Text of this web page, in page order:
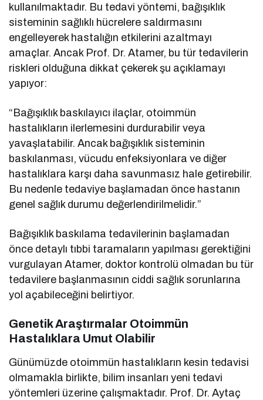
kullanılmaktadır. Bu tedavi yöntemi, bağışıklık
sisteminin sağlıklı hücrelere saldırmasını
engelleyerek hastalığın etkilerini azaltmayı
amaçlar. Ancak Prof. Dr. Atamer, bu tür tedavilerin
riskleri olduğuna dikkat çekerek şu açıklamayı
yapıyor:
“Bağışıklık baskılayıcı ilaçlar, otoimmün
hastalıkların ilerlemesini durdurabilir veya
yavaşlatabilir. Ancak bağışıklık sisteminin
baskılanması, vücudu enfeksiyonlara ve diğer
hastalıklara karşı daha savunmasız hale getirebilir.
Bu nedenle tedaviye başlamadan önce hastanın
genel sağlık durumu değerlendirilmelidir.”
Bağışıklık baskılama tedavilerinin başlamadan
önce detaylı tıbbi taramaların yapılması gerektiğini
vurgulayan Atamer, doktor kontrolü olmadan bu tür
tedavilere başlanmasının ciddi sağlık sorunlarına
yol açabileceğini belirtiyor.
Genetik Araştırmalar Otoimmün
Hastalıklara Umut Olabilir
Günümüzde otoimmün hastalıkların kesin tedavisi
olmamakla birlikte, bilim insanları yeni tedavi
yöntemleri üzerine çalışmaktadır. Prof. Dr. Aytaç